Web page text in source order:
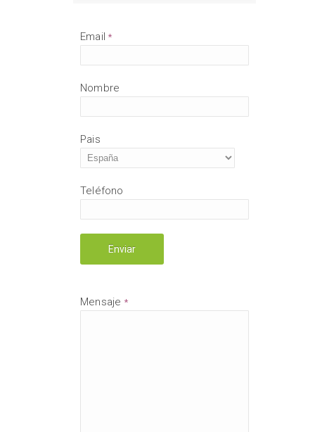
Email*
Nombre
Pais
Teléfono
Mensaje *